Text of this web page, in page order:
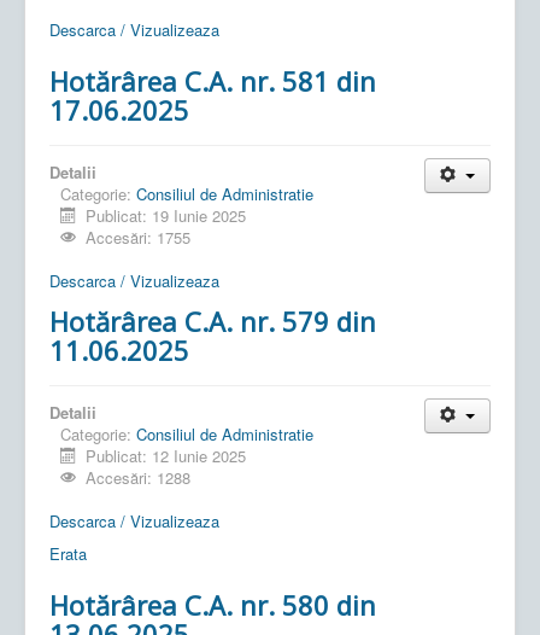
Descarca / Vizualizeaza
Hotărârea C.A. nr. 581 din
17.06.2025
Detalii
Categorie: Consiliul de Administratie
Publicat: 19 Iunie 2025
Accesări: 1755
Descarca / Vizualizeaza
Hotărârea C.A. nr. 579 din
11.06.2025
Detalii
Categorie: Consiliul de Administratie
Publicat: 12 Iunie 2025
Accesări: 1288
Descarca / Vizualizeaza
Erata
Hotărârea C.A. nr. 580 din